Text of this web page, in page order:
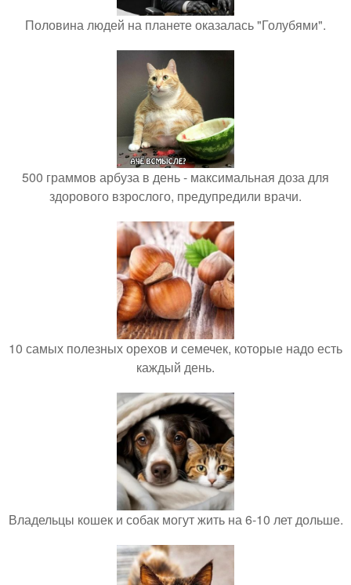
Половина людей на планете оказалась "Голубями".
500 граммов арбуза в день - максимальная доза для
здорового взрослого, предупредили врачи.
10 самых полезных орехов и семечек, которые надо есть
каждый день.
Владельцы кошек и собак могут жить на 6-10 лет дольше.